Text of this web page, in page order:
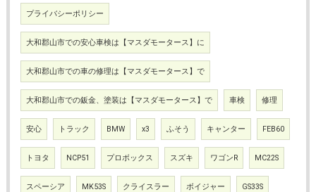
プライバシーポリシー
大和郡山市での安心車検は【マスダモータース】に
大和郡山市での車の修理は【マスダモータース】で
大和郡山市での鈑金、塗装は【マスダモータース】で 車検 修理
安心 トラック BMW x3 ふそう キャンター FEB60
トヨタ NCP51 プロボックス スズキ ワゴンR MC22S
スペーシア MK53S クライスラー ボイジャー GS33S